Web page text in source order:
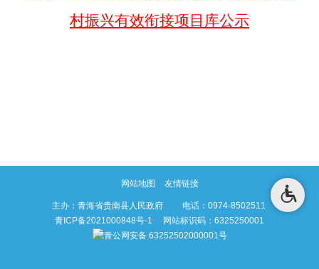
村振兴有效衔接项目库公示
网站地图 友情链接
主办：青海省贵南县人民政府 电话：0974-8502511
青ICP备2021000848号-1 网站标识码：6325250001
青公网安备 63252502000001号